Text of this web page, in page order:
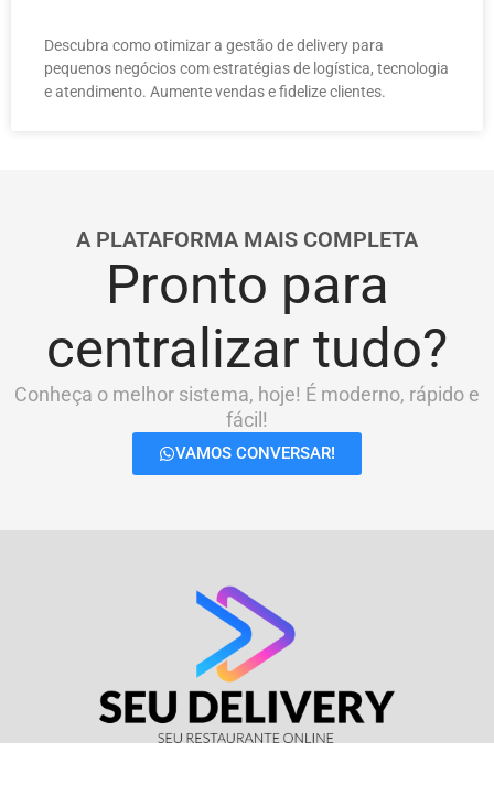
Descubra como otimizar a gestão de delivery para
pequenos negócios com estratégias de logística, tecnologia
e atendimento. Aumente vendas e fidelize clientes.
A PLATAFORMA MAIS COMPLETA
Pronto para
centralizar tudo?
Conheça o melhor sistema, hoje! É moderno, rápido e
fácil!
VAMOS CONVERSAR!